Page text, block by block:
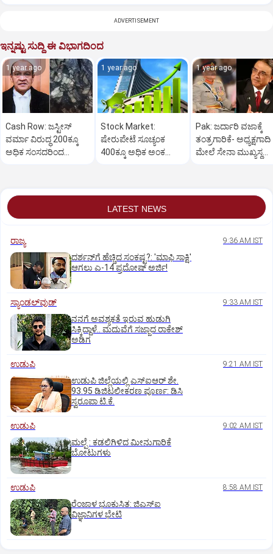
ADVERTISEMENT
ಇನ್ನಷ್ಟು ಸುದ್ದಿ ಈ ವಿಭಾಗದಿಂದ
1 year ago
Cash Row: ಜಸ್ಟೀಸ್‌
ವರ್ಮಾ ವಿರುದ್ಧ 200ಕ್ಕೂ
ಅಧಿಕ ಸಂಸದರಿಂದ
1 year ago
Stock Market:
ಷೇರುಪೇಟೆ ಸೂಚ್ಯಂಕ
400ಕ್ಕೂ ಅಧಿಕ ಅಂಕ
1 year ago
Pak: ಜರ್ದಾರಿ ವಜಾಕ್ಕೆ
ತಂತ್ರಗಾರಿಕೆ- ಅಧ್ಯಕ್ಷಗಾದಿ
ಮೇಲೆ ಸೇನಾ ಮುಖ್ಯಸ್ಥ
LATEST NEWS
ರಾಜ್ಯ 9:36 AM IST
ದರ್ಶನ್‌ಗೆ ಹೆಚ್ಚಿದ ಸಂಕಷ್ಟ?: 'ಮಾಫಿ ಸಾಕ್ಷಿ'
ಆಗಲು ಎ-14 ಪ್ರದೋಷ್ ಅರ್ಜಿ!
ಸ್ಯಾಂಡಲ್‌ವುಡ್‌ 9:33 AM IST
ನನಗೆ ಅವಶ್ಯಕತೆ ಇರುವ ಹುಡುಗಿ
ಸಿಕ್ಕಿದ್ದಾಳೆ.. ಮದುವೆಗೆ ಸಜ್ಜಾದ ರಾಕೇಶ್
ಅಡಿಗ
ಉಡುಪಿ 9:21 AM IST
ಉಡುಪಿ ಜಿಲ್ಲೆಯಲ್ಲಿ ಎಸ್‌ಐಆರ್‌ ಶೇ.
93.95 ಡಿಜಿಟಲೀಕರಣ ಪೂರ್ಣ: ಡಿಸಿ
ಸ್ವರೂಪಾ ಟಿ.ಕೆ.
ಉಡುಪಿ 9:02 AM IST
ಮಲ್ಪೆ : ಕಡಲಿಗಿಳಿದ ಮೀನುಗಾರಿಕೆ
ಬೋಟುಗಳು
ಉಡುಪಿ 8:58 AM IST
ರೆಂಜಾಳ ಭೂಕುಸಿತ: ಜಿಎಸ್‌ಐ
ವಿಜ್ಞಾನಿಗಳ ಭೇಟಿ